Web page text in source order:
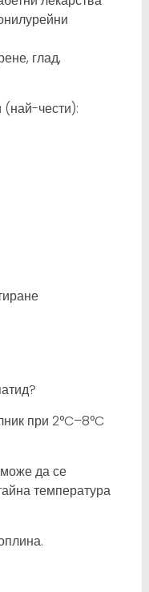
глад,
чести):
при 2°C–8°C
да се
температура